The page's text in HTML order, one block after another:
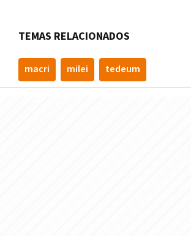
TEMAS RELACIONADOS
macri milei tedeum